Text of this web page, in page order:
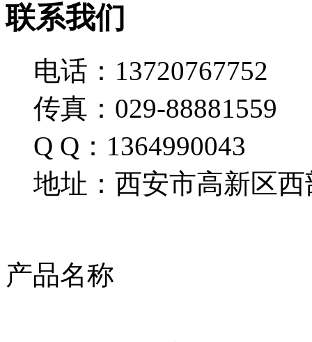
联系我们
电话：13720767752
传真：029-88881559
Q Q：1364990043
地址：西安市高新区西
产品名称